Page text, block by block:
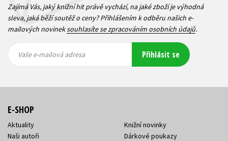
Zajímá Vás, jaký knižní hit právě vychází, na jaké zboží je výhodná
sleva, jaká běží soutěž o ceny? Přihlášením k odběru našich e-
mailových novineksouhlasíte se zpracováním osobních údajů.
mailová
mailová
Vaše e-mailová adresa Přihlásit se
E-SHOP
Aktuality
Naši autoři
Knižní novinky
Dárkové poukazy